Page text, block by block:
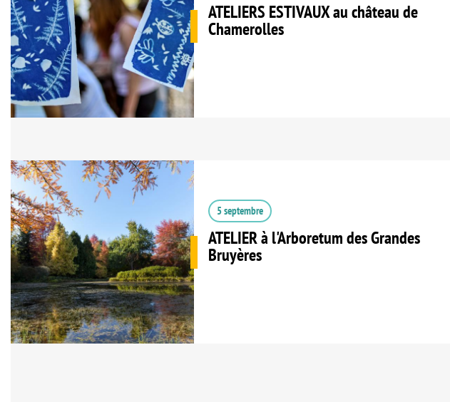
ATELIERS ESTIVAUX au château de
Chamerolles
5 septembre
ATELIER à l'Arboretum des Grandes
Bruyères